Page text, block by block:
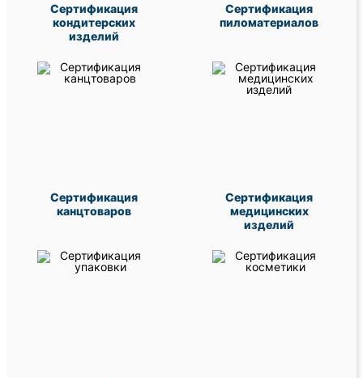
Сертификация
кондитерских
изделий
Сертификация
пиломатериалов
Сертификация
канцтоваров
Сертификация
медицинских
изделий